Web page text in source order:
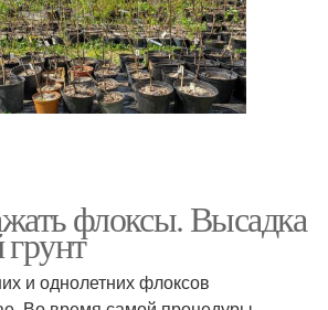
флоксы. Высадка
и однолетних флоксов